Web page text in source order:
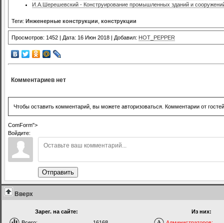
И.А.Шерешевский - Конструирование промышленных зданий и
Теги: Инженерные конструкции конструкции
Просмотров: 1452 | Дата: 16 Июн 2018 | Добавил: HOT_PEPPER
Комментариев нет
Чтобы оставить комментарий, вы можете авторизоваться. Комментарии от
ComForm">
Войдите:
Отправить
Вверх
Зарег. на сайте:
Из них: